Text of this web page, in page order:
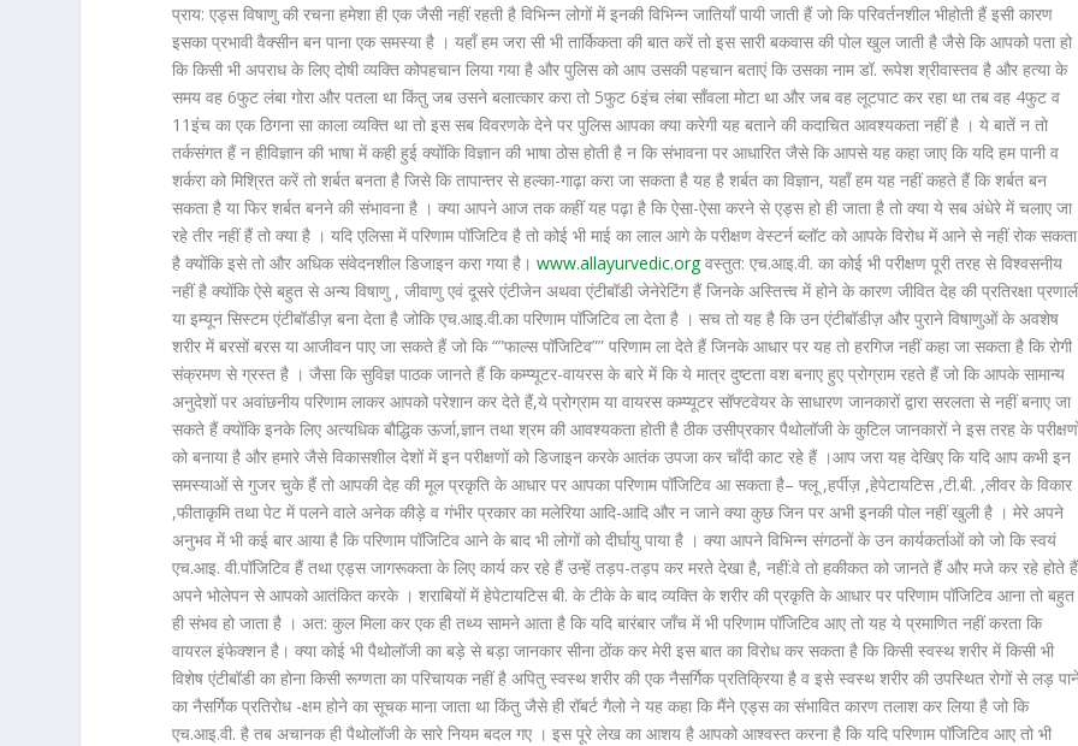
प्राय: एड्स विषाणु की रचना हमेशा ही एक जैसी नहीं रहती है विभिन्न लोगों में इनकी विभिन्न जातियाँ पायी जाती हैं जो कि परिवर्तनशील भीहोती हैं इसी कारण
इसका प्रभावी वैक्सीन बन पाना एक समस्या है । यहाँ हम जरा सी भी तार्किकता की बात करें तो इस सारी बकवास की पोल खुल जाती है जैसे कि आपको पता हो
कि किसी भी अपराध के लिए दोषी व्यक्ति कोपहचान लिया गया है और पुलिस को आप उसकी पहचान बताएं कि उसका नाम डॉ. रूपेश श्रीवास्तव है और हत्या के
समय वह 6फुट लंबा गोरा और पतला था किंतु जब उसने बलात्कार करा तो 5फुट 6इंच लंबा साँवला मोटा था और जब वह लूटपाट कर रहा था तब वह 4फुट व
11इंच का एक ठिगना सा काला व्यक्ति था तो इस सब विवरणके देने पर पुलिस आपका क्या करेगी यह बताने की कदाचित आवश्यकता नहीं है । ये बातें न तो
तर्कसंगत हैं न हीविज्ञान की भाषा में कही हुई क्योंकि विज्ञान की भाषा ठोस होती है न कि संभावना पर आधारित जैसे कि आपसे यह कहा जाए कि यदि हम पानी व
शर्करा को मिश्रित करें तो शर्बत बनता है जिसे कि तापान्तर से हल्का-गाढ़ा करा जा सकता है यह है शर्बत का विज्ञान, यहाँ हम यह नहीं कहते हैं कि शर्बत बन
सकता है या फिर शर्बत बनने की संभावना है । क्या आपने आज तक कहीं यह पढ़ा है कि ऐसा-ऐसा करने से एड्स हो ही जाता है तो क्या ये सब अंधेरे में चलाए जा
रहे तीर नहीं हैं तो क्या है । यदि एलिसा में परिणाम पॉजिटिव है तो कोई भी माई का लाल आगे के परीक्षण वेस्टर्न ब्लॉट को आपके विरोध में आने से नहीं रोक सकता
है क्योंकि इसे तो और अधिक संवेदनशील डिजाइन करा गया है।www.allayurvedic.orgवस्तुत: एच.आइ.वी. का कोई भी परीक्षण पूरी तरह से विश्वसनीय
नहीं है क्योंकि ऐसे बहुत से अन्य विषाणु , जीवाणु एवं दूसरे एंटीजेन अथवा एंटीबॉडी जेनेरेटिंग हैं जिनके अस्तित्त्व में होने के कारण जीवित देह की प्रतिरक्षा
या इम्यून सिस्टम एंटीबॉडीज़ बना देता है जोकि एच.आइ.वी.का परिणाम पॉजिटिव ला देता है । सच तो यह है कि उन एंटीबॉडीज़ और पुराने विषाणुओं के अवशेष
शरीर में बरसों बरस या आजीवन पाए जा सकते हैं जो कि “”फाल्स पॉजिटिव”” परिणाम ला देते हैं जिनके आधार पर यह तो हरगिज नहीं कहा जा सकता है कि रोगी
संक्रमण से ग्रस्त है । जैसा कि सुविज्ञ पाठक जानते हैं कि कम्प्यूटर-वायरस के बारे में कि ये मात्र दुष्टता वश बनाए हुए प्रोग्राम रहते हैं जो कि आपके सामान्य
अनुदेशों पर अवांछनीय परिणाम लाकर आपको परेशान कर देते हैं,ये प्रोग्राम या वायरस कम्प्यूटर सॉफ्टवेयर के साधारण जानकारों द्वारा सरलता से नहीं बनाए जा
सकते हैं क्योंकि इनके लिए अत्यधिक बौद्धिक ऊर्जा,ज्ञान तथा श्रम की आवश्यकता होती है ठीक उसीप्रकार पैथोलॉजी के कुटिल जानकारों ने इस तरह के
को बनाया है और हमारे जैसे विकासशील देशों में इन परीक्षणों को डिजाइन करके आतंक उपजा कर चाँदी काट रहे हैं ।आप जरा यह देखिए कि यदि आप कभी इन
समस्याओं से गुजर चुके हैं तो आपकी देह की मूल प्रकृति के आधार पर आपका परिणाम पॉजिटिव आ सकता है– फ्लू ,हर्पीज़ ,हेपेटायटिस ,टी.बी. ,लीवर के विकार
,फीताकृमि तथा पेट में पलने वाले अनेक कीड़े व गंभीर प्रकार का मलेरिया आदि-आदि और न जाने क्या कुछ जिन पर अभी इनकी पोल नहीं खुली है । मेरे अपने
अनुभव में भी कई बार आया है कि परिणाम पॉजिटिव आने के बाद भी लोगों को दीर्घायु पाया है । क्या आपने विभिन्न संगठनों के उन कार्यकर्ताओं को जो कि स्वयं
एच.आइ. वी.पॉजिटिव हैं तथा एड्स जागरूकता के लिए कार्य कर रहे हैं उन्हें तड़प-तड़प कर मरते देखा है, नहीं:वे तो हकीकत को जानते हैं और मजे कर रहे होते हैं
अपने भोलेपन से आपको आतंकित करके । शराबियों में हेपेटायटिस बी. के टीके के बाद व्यक्ति के शरीर की प्रकृति के आधार पर परिणाम पॉजिटिव आना तो बहुत
ही संभव हो जाता है । अत: कुल मिला कर एक ही तथ्य सामने आता है कि यदि बारंबार जाँच में भी परिणाम पॉजिटिव आए तो यह ये प्रमाणित नहीं करता कि
वायरल इंफेक्शन है। क्या कोई भी पैथोलॉजी का बड़े से बड़ा जानकार सीना ठोंक कर मेरी इस बात का विरोध कर सकता है कि किसी स्वस्थ शरीर में किसी भी
विशेष एंटीबॉडी का होना किसी रूग्णता का परिचायक नहीं है अपितु स्वस्थ शरीर की एक नैसर्गिक प्रतिक्रिया है व इसे स्वस्थ शरीर की उपस्थित रोगों से लड़
का नैसर्गिक प्रतिरोध -क्षम होने का सूचक माना जाता था किंतु जैसे ही रॉबर्ट गैलो ने यह कहा कि मैंने एड्स का संभावित कारण तलाश कर लिया है जो कि
एच.आइ.वी. है तब अचानक ही पैथोलॉजी के सारे नियम बदल गए । इस पूरे लेख का आशय है आपको आश्वस्त करना है कि यदि परिणाम पॉजिटिव आए तो भी